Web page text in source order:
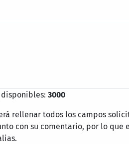
3000
rellenar todos los campos
con su comentario, por lo que